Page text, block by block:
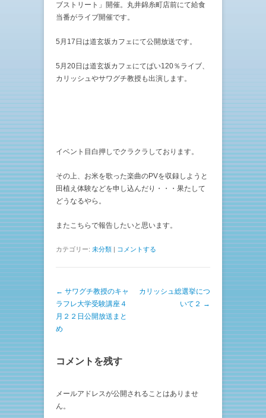
ブストリート」開催。丸井錦糸町店前にて給食
当番がライブ開催です。
5月17日は道玄坂カフェにて公開放送です。
5月20日は道玄坂カフェにてぱい120％ライブ、
カリッシュやサワグチ教授も出演します。
イベント目白押しでクラクラしております。
その上、お米を歌った楽曲のPVを収録しようと
田植え体験などを申し込んだり・・・果たして
どうなるやら。
またこちらで報告したいと思います。
カテゴリー: 未分類 | コメントする
投稿ナビゲーション
← サワグチ教授のキャ
ラフレ大学受験講座４
月２２日公開放送まと
め
カリッシュ総選挙につ
いて２ →
コメントを残す
メールアドレスが公開されることはありませ
ん。